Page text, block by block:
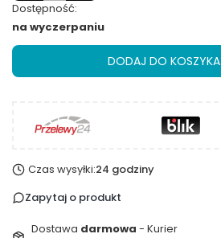
Dostępność:
na wyczerpaniu
DODAJ DO KOSZYKA
Czas wysyłki:24 godziny
Zapytaj o produkt
Dostawa darmowa - Kurier